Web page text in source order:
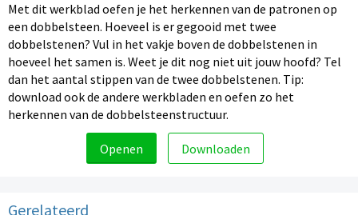
Met dit werkblad oefen je het herkennen van de patronen op
een dobbelsteen. Hoeveel is er gegooid met twee
dobbelstenen? Vul in het vakje boven de dobbelstenen in
hoeveel het samen is. Weet je dit nog niet uit jouw hoofd? Tel
dan het aantal stippen van de twee dobbelstenen. Tip:
download ook de andere werkbladen en oefen zo het
herkennen van de dobbelsteenstructuur.
Openen Downloaden
Gerelateerd